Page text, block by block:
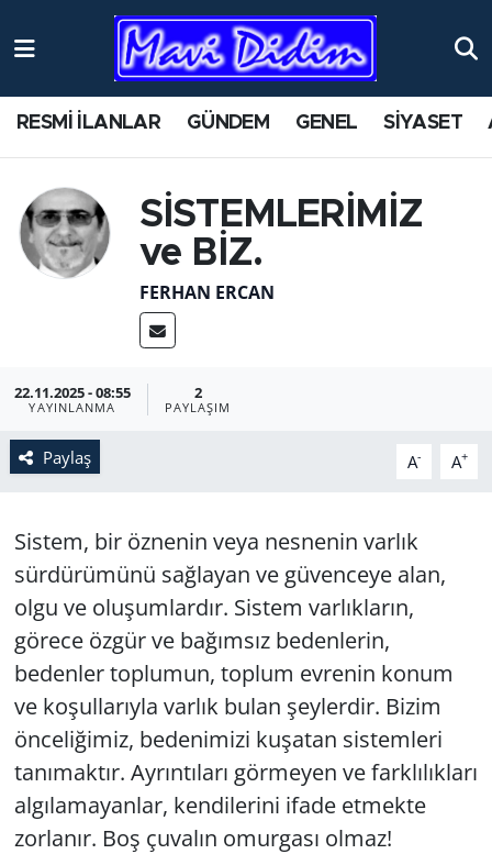
RESMİ İLANLAR GÜNDEM GENEL SİYASET
SİSTEMLERİMİZ
ve BİZ.
FERHAN ERCAN
22.11.2025 - 08:55
YAYINLANMA
2
PAYLAŞIM
Paylaş A- A+
Sistem, bir öznenin veya nesnenin varlık
sürdürümünü sağlayan ve güvenceye alan,
olgu ve oluşumlardır. Sistem varlıkların,
görece özgür ve bağımsız bedenlerin,
bedenler toplumun, toplum evrenin konum
ve koşullarıyla varlık bulan şeylerdir. Bizim
önceliğimiz, bedenimizi kuşatan sistemleri
tanımaktır. Ayrıntıları görmeyen ve farklılıkları
algılamayanlar, kendilerini ifade etmekte
zorlanır. Boş çuvalın omurgası olmaz!